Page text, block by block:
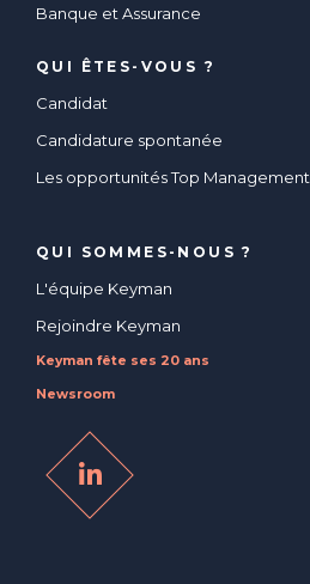
Banque et Assurance
QUI ÊTES-VOUS ?
Candidat
Candidature spontanée
Les opportunités Top Management
QUI SOMMES-NOUS ?
L'équipe Keyman
Rejoindre Keyman
Keyman fête ses 20 ans
Newsroom